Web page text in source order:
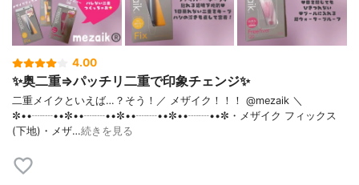
4.00
✨奥二重⇒パッチリ二重で印象チェンジ✨
二重メイクといえば…？そう！／ メザイク！！！ @mezaik ＼
✼••┈┈••✼••┈┈••✼••┈┈••✼••┈┈••✼・メザイク フィックス
(下地)・メザ…続きを見る